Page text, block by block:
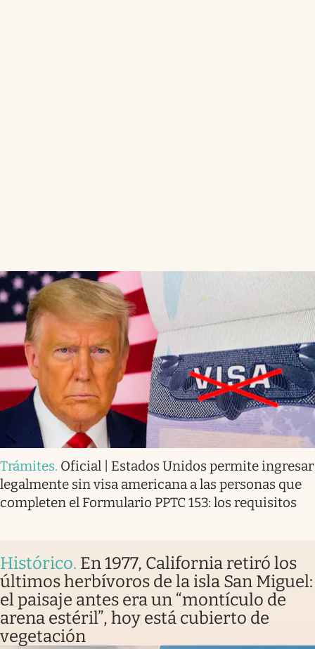
Trámites. Oficial | Estados Unidos permite ingresar
legalmente sin visa americana a las personas que
completen el Formulario PPTC 153: los requisitos
Histórico. En 1977, California retiró los
últimos herbívoros de la isla San Miguel:
el paisaje antes era un “montículo de
arena estéril”, hoy está cubierto de
vegetación